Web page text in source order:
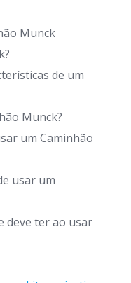
Munck
de um
Munck?
um Caminhão
usar um
deve ter ao usar